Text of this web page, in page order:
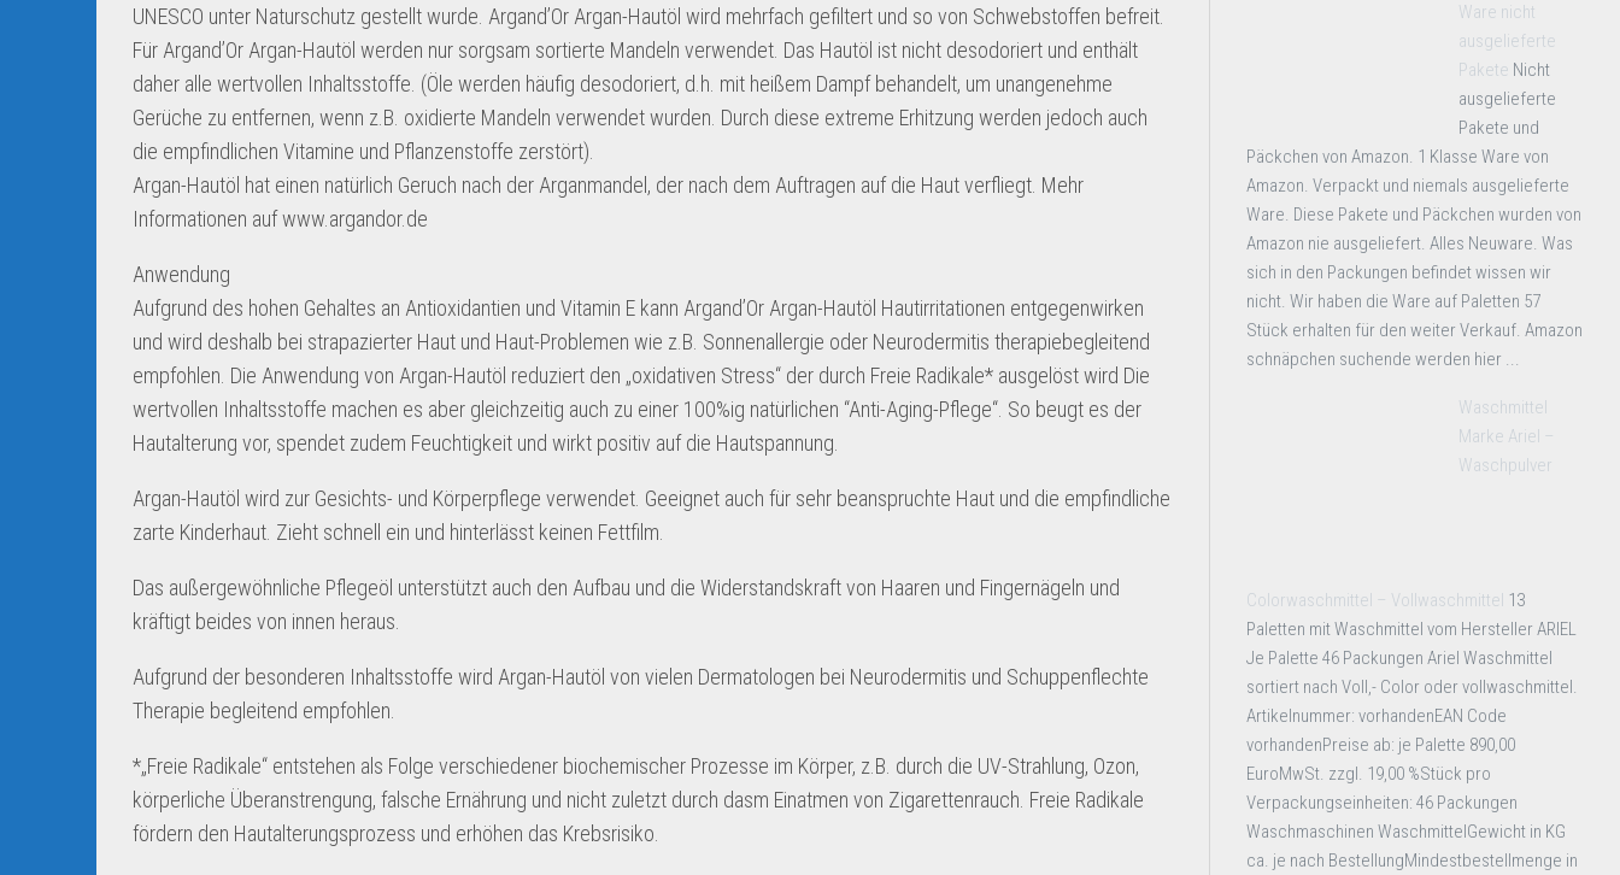
UNESCO unter Naturschutz gestellt wurde. Argand’Or Argan-Hautöl wird mehrfach gefiltert und so von Schwebstoffen befreit.
Für Argand’Or Argan-Hautöl werden nur sorgsam sortierte Mandeln verwendet. Das Hautöl ist nicht desodoriert und enthält
daher alle wertvollen Inhaltsstoffe. (Öle werden häufig desodoriert, d.h. mit heißem Dampf behandelt, um unangenehme
Gerüche zu entfernen, wenn z.B. oxidierte Mandeln verwendet wurden. Durch diese extreme Erhitzung werden jedoch auch
die empfindlichen Vitamine und Pflanzenstoffe zerstört).
Argan-Hautöl hat einen natürlich Geruch nach der Arganmandel, der nach dem Auftragen auf die Haut verfliegt. Mehr
Informationen auf www.argandor.de
Anwendung
Aufgrund des hohen Gehaltes an Antioxidantien und Vitamin E kann Argand’Or Argan-Hautöl Hautirritationen entgegenwirken
und wird deshalb bei strapazierter Haut und Haut-Problemen wie z.B. Sonnenallergie oder Neurodermitis therapiebegleitend
empfohlen. Die Anwendung von Argan-Hautöl reduziert den „oxidativen Stress“ der durch Freie Radikale* ausgelöst wird Die
wertvollen Inhaltsstoffe machen es aber gleichzeitig auch zu einer 100%ig natürlichen “Anti-Aging-Pflege“. So beugt es der
Hautalterung vor, spendet zudem Feuchtigkeit und wirkt positiv auf die Hautspannung.
Argan-Hautöl wird zur Gesichts- und Körperpflege verwendet. Geeignet auch für sehr beanspruchte Haut und die empfindliche
zarte Kinderhaut. Zieht schnell ein und hinterlässt keinen Fettfilm.
Das außergewöhnliche Pflegeöl unterstützt auch den Aufbau und die Widerstandskraft von Haaren und Fingernägeln und
kräftigt beides von innen heraus.
Aufgrund der besonderen Inhaltsstoffe wird Argan-Hautöl von vielen Dermatologen bei Neurodermitis und Schuppenflechte
Therapie begleitend empfohlen.
*„Freie Radikale“ entstehen als Folge verschiedener biochemischer Prozesse im Körper, z.B. durch die UV-Strahlung, Ozon,
körperliche Überanstrengung, falsche Ernährung und nicht zuletzt durch dasm Einatmen von Zigarettenrauch. Freie Radikale
fördern den Hautalterungsprozess und erhöhen das Krebsrisiko.
Ware nicht
ausgelieferte
Pakete Nicht
ausgelieferte
Pakete und
Päckchen von Amazon. 1 Klasse Ware von
Amazon. Verpackt und niemals ausgelieferte
Ware. Diese Pakete und Päckchen wurden von
Amazon nie ausgeliefert. Alles Neuware. Was
sich in den Packungen befindet wissen wir
nicht. Wir haben die Ware auf Paletten 57
Stück erhalten für den weiter Verkauf. Amazon
schnäpchen suchende werden hier ...
Waschmittel
Marke Ariel –
Waschpulver
Colorwaschmittel – Vollwaschmittel 13
Paletten mit Waschmittel vom Hersteller ARIEL
Je Palette 46 Packungen Ariel Waschmittel
sortiert nach Voll,- Color oder vollwaschmittel.
Artikelnummer: vorhandenEAN Code
vorhandenPreise ab: je Palette 890,00
EuroMwSt. zzgl. 19,00 %Stück pro
Verpackungseinheiten: 46 Packungen
Waschmaschinen WaschmittelGewicht in KG
ca. je nach BestellungMindestbestellmenge in